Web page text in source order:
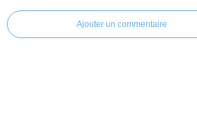
Ajouter un commentaire